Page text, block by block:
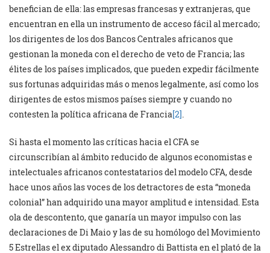
benefician de ella: las empresas francesas y extranjeras, que
encuentran en ella un instrumento de acceso fácil al mercado;
los dirigentes de los dos Bancos Centrales africanos que
gestionan la moneda con el derecho de veto de Francia; las
élites de los países implicados, que pueden expedir fácilmente
sus fortunas adquiridas más o menos legalmente, así como los
dirigentes de estos mismos países siempre y cuando no
contesten la política africana de Francia[2].
Si hasta el momento las críticas hacia el CFA se
circunscribían al ámbito reducido de algunos economistas e
intelectuales africanos contestatarios del modelo CFA, desde
hace unos años las voces de los detractores de esta “moneda
colonial” han adquirido una mayor amplitud e intensidad. Esta
ola de descontento, que ganaría un mayor impulso con las
declaraciones de Di Maio y las de su homólogo del Movimiento
5 Estrellas el ex diputado Alessandro di Battista en el plató de la